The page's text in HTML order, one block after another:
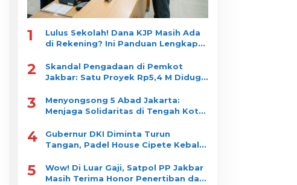
1
Lulus Sekolah! Dana KJP Masih Ada
di Rekening? Ini Panduan Lengkap
2
Skandal Pengadaan di Pemkot
Jakbar: Satu Proyek Rp5,4 M Diduga
Satu Vendor
3
Menyongsong 5 Abad Jakarta:
Menjaga Solidaritas di Tengah Kota
4
Gubernur DKI Diminta Turun
Tangan, Padel House Cipete Kebal
5
Wow! Di Luar Gaji, Satpol PP Jakbar
Masih Terima Honor Penertiban dan